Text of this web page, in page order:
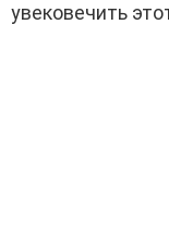
увековечить